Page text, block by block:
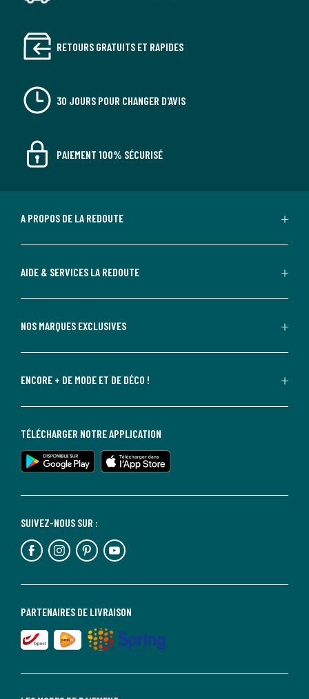
RETOURS GRATUITS ET RAPIDES
30 JOURS POUR CHANGER D'AVIS
PAIEMENT 100% SÉCURISÉ
A PROPOS DE LA REDOUTE
AIDE & SERVICES LA REDOUTE
NOS MARQUES EXCLUSIVES
ENCORE + DE MODE ET DE DÉCO !
PARTENAIRES DE LIVRAISON
SUIVEZ-NOUS SUR :
TÉLÉCHARGER NOTRE APPLICATION